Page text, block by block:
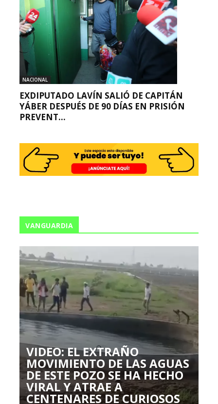
NACIONAL
EXDIPUTADO LAVÍN SALIÓ DE CAPITÁN
YÁBER DESPUÉS DE 90 DÍAS EN PRISIÓN
PREVENT...
VANGUARDIA
VIDEO: EL EXTRAÑO
MOVIMIENTO DE LAS AGUAS
DE ESTE POZO SE HA HECHO
VIRAL Y ATRAE A
CENTENARES DE CURIOSOS